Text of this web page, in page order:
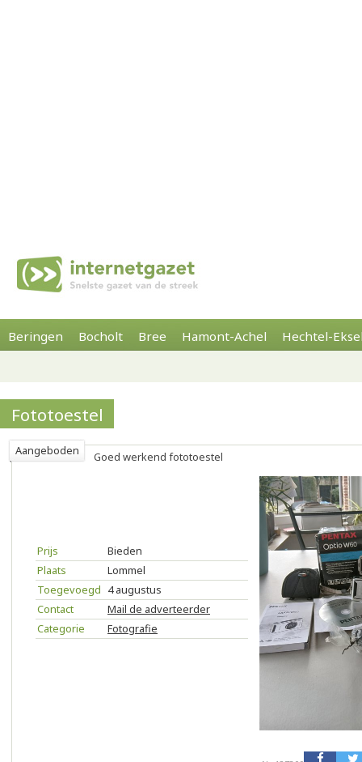
Beringen Bocholt Bree Hamont-Achel Hechtel-
Fototoestel
Aangeboden Goed werkend fototoestel
Prijs
Bieden
Plaats
Lommel
Toegevoegd 4 augustus
Contact
Mail de adverteerder
Categorie
Fotografie